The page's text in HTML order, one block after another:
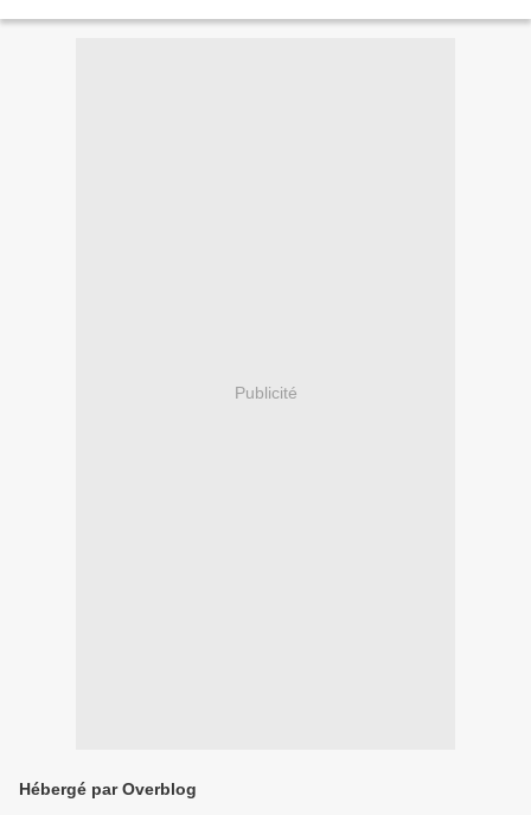
Publicité
Hébergé par Overblog